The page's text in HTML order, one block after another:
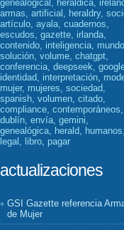
genealogical, heráldica,
armas, artificial, heraldry,
artículo, ayala, cuadernos,
escudos, gazette, irlanda,
contenido, inteligencia, mundo,
solución, volume, chatgpt,
conferencia, deepseek,
identidad, interpretación,
mujer, mujeres, sociedad,
spanish, volumen, citado,
compliance, contemporáneos,
dublín, envía, gemini,
genealógica, herald, humanos,
legal, libro, pagar
actualizaciones
GSI Gazette referencia
de Mujer